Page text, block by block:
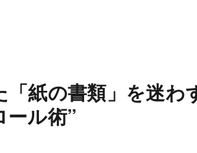
「紙の書類」を迷わ
ル術”